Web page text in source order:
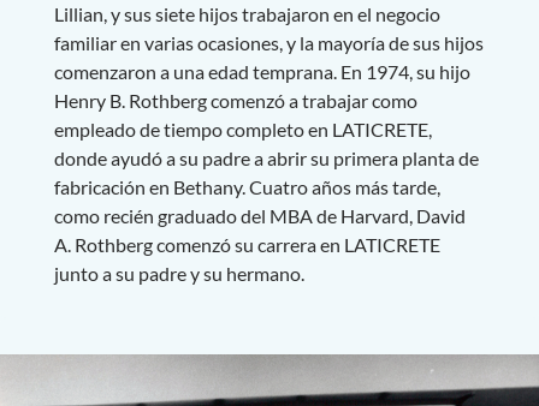
Lillian, y sus siete hijos trabajaron en el negocio
familiar en varias ocasiones, y la mayoría de sus hijos
comenzaron a una edad temprana. En 1974, su hijo
Henry B. Rothberg comenzó a trabajar como
empleado de tiempo completo en LATICRETE,
donde ayudó a su padre a abrir su primera planta de
fabricación en Bethany. Cuatro años más tarde,
como recién graduado del MBA de Harvard, David
A. Rothberg comenzó su carrera en LATICRETE
junto a su padre y su hermano.